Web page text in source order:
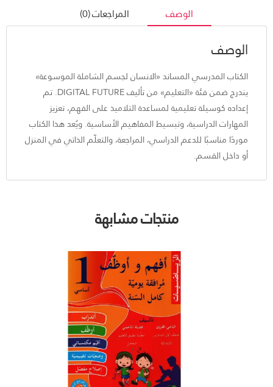
الوصف المراجعات (0)
الوصف
الكتاب المدرسي المساند «الانسان لجسم الشاملة الموسوعة»
يندرج ضمن فئة «التعليم» من تأليف DIGITAL FUTURE. تم
إعداده كوسيلة تعليمية لمساعدة التلاميذ على الفهم، تعزيز
المهارات الدراسية، وتبسيط المفاهيم الأساسية. ويُعد هذا الكتاب
موردًا مناسبًا للدعم الدراسي، المراجعة، والتعلّم الذاتي في المنزل
أو داخل القسم.
منتجات مشابهة